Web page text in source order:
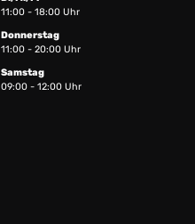
11:00 - 18:00 Uhr
Donnerstag
11:00 - 20:00 Uhr
Samstag
09:00 - 12:00 Uhr